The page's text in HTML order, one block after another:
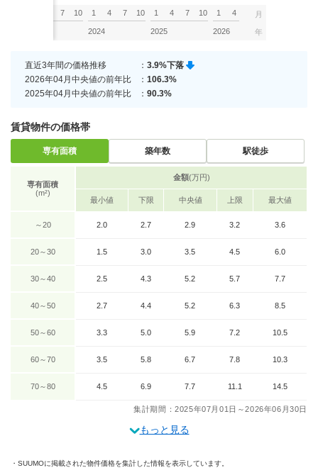
7 10 1 4 7 10
2024
1 4 7 10
2025
1 4
2026
月
年
直近3年間の価格推移 ： 3.9%下落
2026年04月中央値の前年比
： 106.3%
2025年04月中央値の前年比
： 90.3%
賃貸物件の価格帯
専有面積 築年数 駅徒歩
専有面積
(m²)
金額(万円)
最小値 下限 中央値 上限 最大値
～20 2.0 2.7 2.9 3.2 3.6
20～30 1.5 3.0 3.5 4.5 6.0
30～40 2.5 4.3 5.2 5.7 7.7
40～50 2.7 4.4 5.2 6.3 8.5
50～60 3.3 5.0 5.9 7.2 10.5
60～70 3.5 5.8 6.7 7.8 10.3
70～80 4.5 6.9 7.7 11.1 14.5
集計期間：2025年07月01日～2026年06月30日
もっと見る
SUUMOに掲載された物件価格を集計した情報を表示しています。